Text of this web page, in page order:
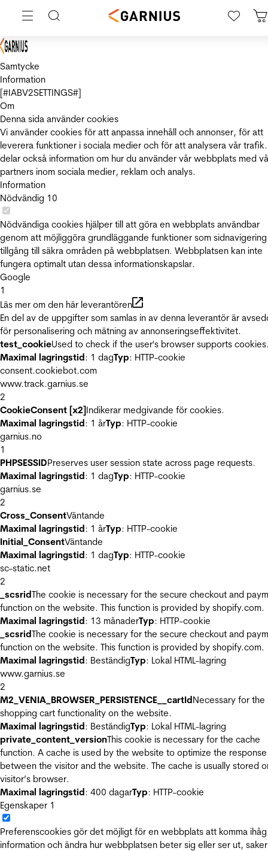
Samtycke
Information
[#IABV2SETTINGS#]
Om
Denna sida använder cookies
Vi använder cookies för att anpassa innehåll och annonser, för att
leverera funktioner i sociala medier och för att analysera vår
delar också information om hur du använder vår webbplats med
partners inom sociala medier, reklam och analys.
Information
Nödvändig 10
Nödvändiga cookies hjälper till att göra en webbplats användbar
genom att möjliggöra grundläggande funktioner som
tillgång till säkra områden på webbplatsen. Webbplatsen kan inte
fungera optimalt utan dessa informationskapslar.
Google
1
Läs mer om den här leverantören
En del av de uppgifter som samlas in av denna leverantör är
för personalisering och mätning av annonseringseffektivitet.
test_cookieUsed to check if the user's browser supports
Maximal lagringstid: 1 dagTyp: HTTP-cookie
consent.cookiebot.com
www.track.garnius.se
2
CookieConsent [x2]Indikerar medgivande för cookies.
Maximal lagringstid: 1 årTyp: HTTP-cookie
garnius.no
1
PHPSESSIDPreserves user session state across page requests.
Maximal lagringstid: 1 dagTyp: HTTP-cookie
garnius.se
2
Cross_ConsentVäntande
Maximal lagringstid: 1 årTyp: HTTP-cookie
Initial_ConsentVäntande
Maximal lagringstid: 1 dagTyp: HTTP-cookie
sc-static.net
2
_scsridThe cookie is necessary for the secure checkout and
function on the website. This function is provided by shopify.com.
Maximal lagringstid: 13 månaderTyp: HTTP-cookie
_scsridThe cookie is necessary for the secure checkout and
function on the website. This function is provided by shopify.com.
Maximal lagringstid: BeständigTyp: Lokal HTML-lagring
www.garnius.se
2
M2_VENIA_BROWSER_PERSISTENCE__cartIdNecessary for the
shopping cart functionality on the website.
Maximal lagringstid: BeständigTyp: Lokal HTML-lagring
private_content_versionThis cookie is necessary for the cache
function. A cache is used by the website to optimize the
between the visitor and the website. The cache is usually stored
visitor’s browser.
Maximal lagringstid: 400 dagarTyp: HTTP-cookie
Egenskaper 1
Preferenscookies gör det möjligt för en webbplats att komma ihåg
information och ändra hur webbplatsen beter sig eller ser ut,